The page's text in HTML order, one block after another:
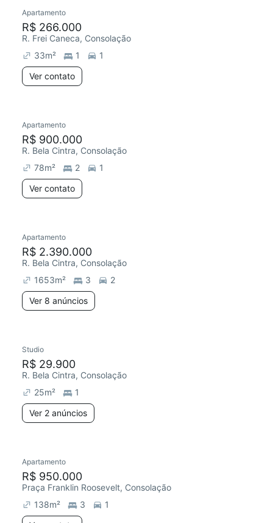
Redecorar
Apartamento
R$ 266.000
R. Frei Caneca, Consolação
33m² 1
1
Ver contato
Apartamento
R$ 900.000
R. Bela Cintra, Consolação
78m² 2
1
Ver contato
Apartamento
R$ 2.390.000
R. Bela Cintra, Consolação
1653m² 3
2
Ver 8 anúncios
Studio
R$ 29.900
R. Bela Cintra, Consolação
25m²
1
Ver 2 anúncios
Apartamento
R$ 950.000
Praça Franklin Roosevelt, Consolação
138m² 3
1